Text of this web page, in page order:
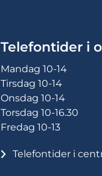
Telefontider i
Mandag 10-14
Tirsdag 10-14
Onsdag 10-14
Torsdag 10-16.30
Fredag 10-13
Telefontider i